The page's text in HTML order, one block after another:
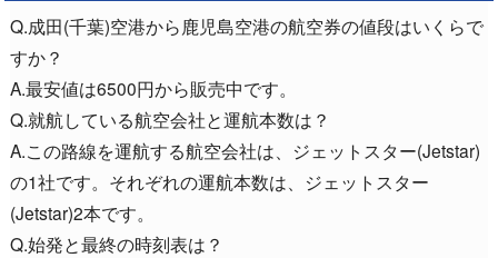
Q.成田(千葉)空港から鹿児島空港の航空券の値段はいくらで
すか？
A.最安値は6500円から販売中です。
Q.就航している航空会社と運航本数は？
A.この路線を運航する航空会社は、ジェットスター(Jetstar)
の1社です。それぞれの運航本数は、ジェットスター
(Jetstar)2本です。
Q.始発と最終の時刻表は？